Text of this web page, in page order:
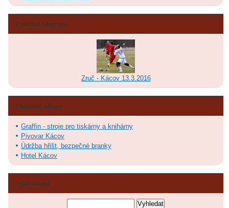
Poslední fotografie
Zruč - Kácov 13.3.2016
Oblíbené odkazy
Graffin - stroje pro tiskárny a knihárny
Pivovar Kácov
Údržba hřišt, bezpečné branky
Hotel Kácov
Vyhledávání